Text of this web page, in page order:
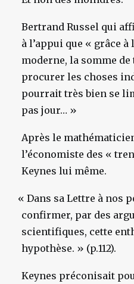
Bertrand Russel qui
à l’appui que « grâce
moderne, la somme
procurer les choses
pourrait très bien se
pas jour… »
Après le
l’économiste des «
Keynes lui même.
« Dans sa Lettre à nos
confirmer, par des
scientifiques, cette
hypothèse. » (p.112).
Keynes préconisait